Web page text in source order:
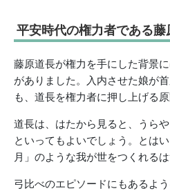
平安時代の権力者である藤
藤原道長が権力を手にした背景
がありました。入内させた娘が
も、道長を権力者に押し上げる原
道長は、はたから見ると、うら
といってもよいでしょう。とは
月」のような我が世をつくれるは
弓比べのエピソードにもあるよ